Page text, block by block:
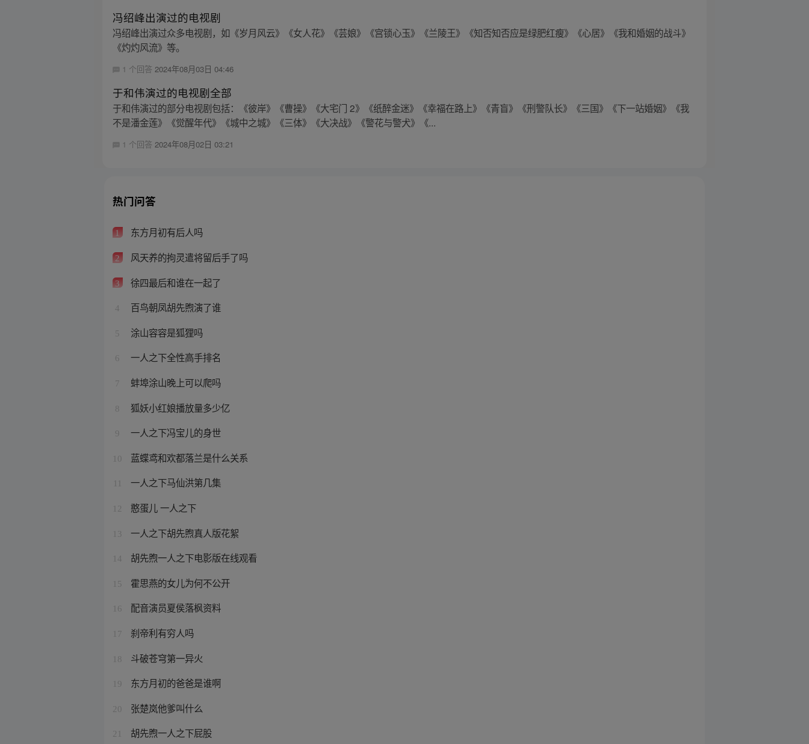
冯绍峰出演过的电视剧
冯绍峰出演过众多电视剧，如《岁月风云》《女人花》《芸娘》《宫锁心玉》《兰陵王》《知否知否应是绿肥红瘦》《心居》《我和婚姻的战斗》
《灼灼风流》等。
1 个回答 2024年08月03日 04:46
于和伟演过的电视剧全部
于和伟演过的部分电视剧包括：《彼岸》《曹操》《大宅门 2》《纸醉金迷》《幸福在路上》《青盲》《刑警队长》《三国》《下一站婚姻》《我
不是潘金莲》《觉醒年代》《城中之城》《三体》《大决战》《警花与警犬》《...
1 个回答2024年08月02日 03:21
热门问答
1 东方月初有后人吗
2 风天养的拘灵遣将留后手了吗
3 徐四最后和谁在一起了
4 百鸟朝凤胡先煦演了谁
5 涂山容容是狐狸吗
6 一人之下全性高手排名
7 蚌埠涂山晚上可以爬吗
8 狐妖小红娘播放量多少亿
9 一人之下冯宝儿的身世
10 蓝蝶鸢和欢都落兰是什么关系
一人之下马仙洪第几集
12 憨蛋儿 一人之下
13 一人之下胡先煦真人版花絮
14 胡先煦一人之下电影版在线观看
15 霍思燕的女儿为何不公开
16 配音演员夏侯落枫资料
17 刹帝利有穷人吗
18 斗破苍穹第一异火
19 东方月初的爸爸是谁啊
20 张楚岚他爹叫什么
21 胡先煦一人之下屁股